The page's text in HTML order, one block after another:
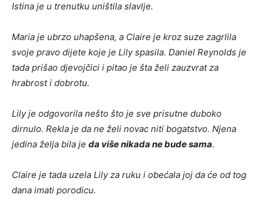
Istina je u trenutku uništila slavlje.
Maria je ubrzo uhapšena, a Claire je kroz suze zagrlila
svoje pravo dijete koje je Lily spasila. Daniel Reynolds je
tada prišao djevojčici i pitao je šta želi zauzvrat za
hrabrost i dobrotu.
Lily je odgovorila nešto što je sve prisutne duboko
dirnulo. Rekla je da ne želi novac niti bogatstvo. Njena
jedina želja bila je da više nikada ne bude sama.
Claire je tada uzela Lily za ruku i obećala joj da će od tog
dana imati porodicu.